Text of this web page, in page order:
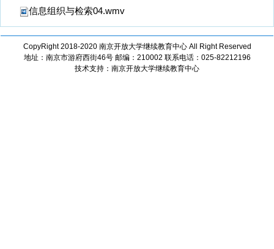
信息组织与检索04.wmv
CopyRight 2018-2020 南京开放大学继续教育中心 All Right Reserved
地址：南京市游府西街46号 邮编：210002 联系电话：025-82212196
技术支持：南京开放大学继续教育中心